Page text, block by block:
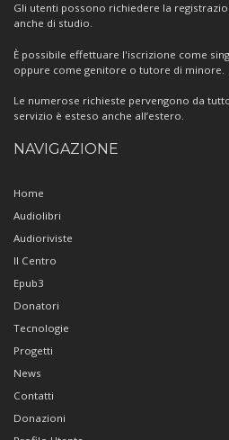
Gli utenti possono richiedere la
anche di studio.
È possibile effettuare l'iscrizione come
oppure come genitore o tutore di minore.
Le numerose richieste pervengono da
servizio è esteso anche all’estero.
NAVIGAZIONE
Home
Audiolibri
Audioriviste
Il Centro
Epub3
Donatori
Tecnologie
Progetti
News
Contatti
Donazioni